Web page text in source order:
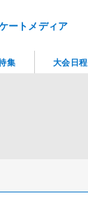
ートメディア
集 大会日程